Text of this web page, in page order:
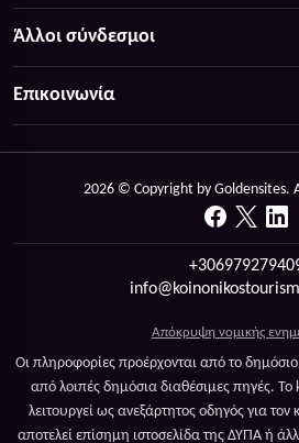
Άλλοι σύνδεσμοι
Επικοινωνία
2026 © Copyright by Goldensites.
Απόκρυψη νομικής
Οι πληροφορίες προέρχονται από το
από λοιπές δημόσια διαθέσιμες πηγές.
λειτουργεί ως ανεξάρτητος οδηγός για τον
αποτελεί επίσημη ιστοσελίδα της ΔΥΠΑ ή